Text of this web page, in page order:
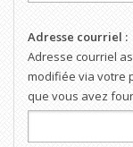
Adresse courriel :
Adresse courriel
modifiée via votre
que vous avez